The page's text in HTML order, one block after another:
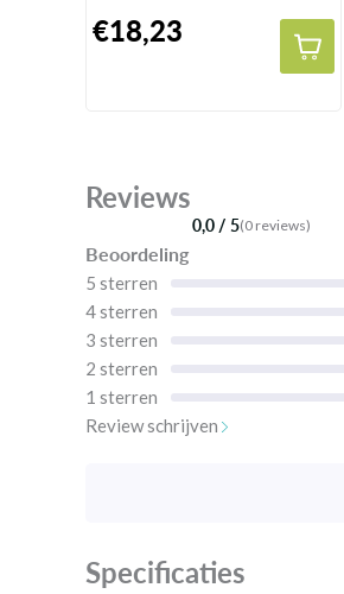
€18,23
Reviews
0,0 / 5(0 reviews)
Beoordeling
5 sterren
4 sterren
3 sterren
2 sterren
1 sterren
Review schrijven
Specificaties